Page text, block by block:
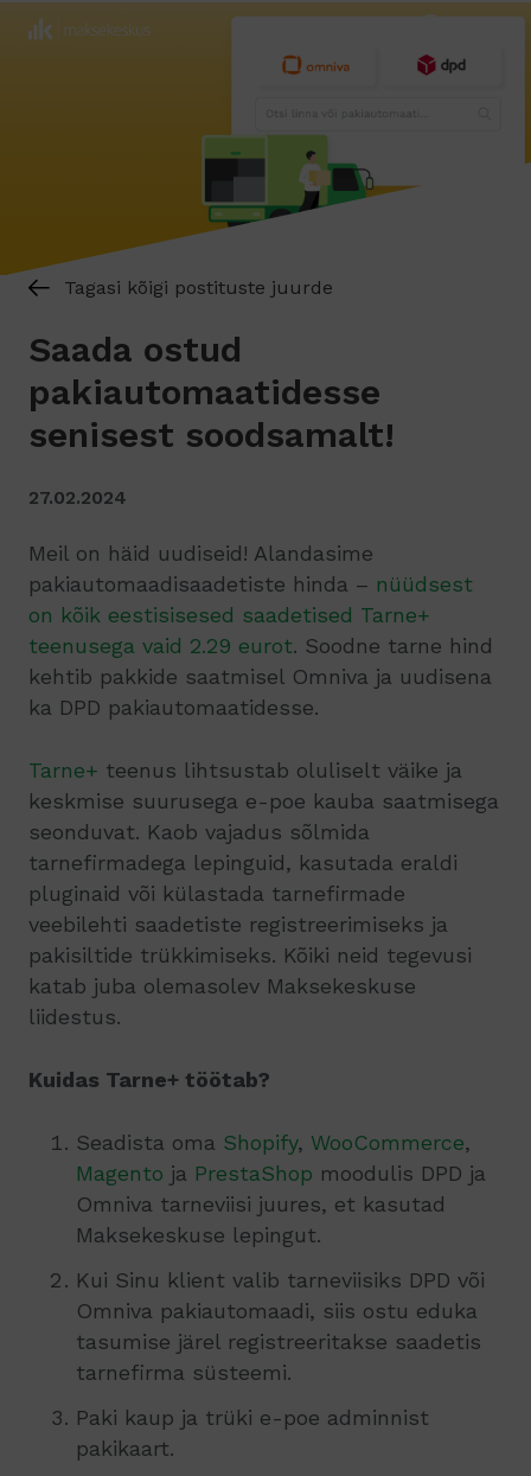
Tagasi kõigi postituste juurde
Saada ostud
pakiautomaatidesse
senisest soodsamalt!
27.02.2024
Meil on häid uudiseid! Alandasime
pakiautomaadisaadetiste hinda – nüüdsest
on kõik eestisisesed saadetised Tarne+
teenusega vaid 2.29 eurot. Soodne tarne hind
kehtib pakkide saatmisel Omniva ja uudisena
ka DPD pakiautomaatidesse.
Tarne+ teenus lihtsustab oluliselt väike ja
keskmise suurusega e-poe kauba saatmisega
seonduvat. Kaob vajadus sõlmida
tarnefirmadega lepinguid, kasutada eraldi
pluginaid või külastada tarnefirmade
veebilehti saadetiste registreerimiseks ja
pakisiltide trükkimiseks. Kõiki neid tegevusi
katab juba olemasolev Maksekeskuse
liidestus.
Kuidas Tarne+ töötab?
Seadista oma Shopify, WooCommerce,
Magento ja PrestaShop moodulis DPD ja
Omniva tarneviisi juures, et kasutad
Maksekeskuse lepingut.
Kui Sinu klient valib tarneviisiks DPD või
Omniva pakiautomaadi, siis ostu eduka
tasumise järel registreeritakse saadetis
tarnefirma süsteemi.
Paki kaup ja trüki e-poe adminnist
pakikaart.